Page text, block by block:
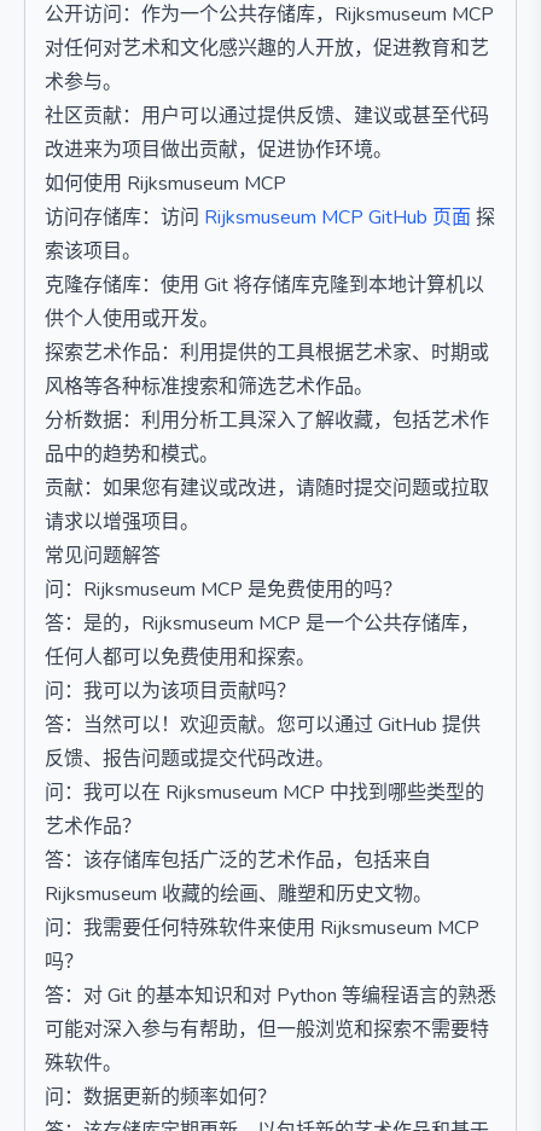
公开访问：作为一个公共存储库，Rijksmuseum MCP
对任何对艺术和文化感兴趣的人开放，促进教育和艺
术参与。
社区贡献：用户可以通过提供反馈、建议或甚至代码
改进来为项目做出贡献，促进协作环境。
如何使用 Rijksmuseum MCP
访问存储库：访问 Rijksmuseum MCP GitHub 页面探
索该项目。
克隆存储库：使用 Git 将存储库克隆到本地计算机以
供个人使用或开发。
探索艺术作品：利用提供的工具根据艺术家、时期或
风格等各种标准搜索和筛选艺术作品。
分析数据：利用分析工具深入了解收藏，包括艺术作
品中的趋势和模式。
贡献：如果您有建议或改进，请随时提交问题或拉取
请求以增强项目。
常见问题解答
问：Rijksmuseum MCP 是免费使用的吗？
答：是的，Rijksmuseum MCP 是一个公共存储库，
任何人都可以免费使用和探索。
问：我可以为该项目贡献吗？
答：当然可以！欢迎贡献。您可以通过 GitHub 提供
反馈、报告问题或提交代码改进。
问：我可以在 Rijksmuseum MCP 中找到哪些类型的
艺术作品？
答：该存储库包括广泛的艺术作品，包括来自
Rijksmuseum 收藏的绘画、雕塑和历史文物。
问：我需要任何特殊软件来使用 Rijksmuseum MCP
吗？
答：对 Git 的基本知识和对 Python 等编程语言的熟悉
可能对深入参与有帮助，但一般浏览和探索不需要特
殊软件。
问：数据更新的频率如何？